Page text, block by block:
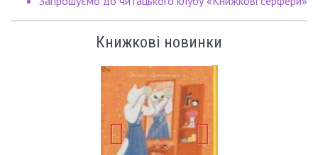
Книжкові новинки